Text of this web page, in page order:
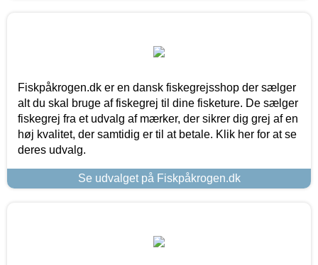
Fiskpåkrogen.dk er en dansk fiskegrejsshop der sælger
alt du skal bruge af fiskegrej til dine fisketure. De sælger
fiskegrej fra et udvalg af mærker, der sikrer dig grej af en
høj kvalitet, der samtidig er til at betale. Klik her for at se
deres udvalg.
Se udvalget på Fiskpåkrogen.dk